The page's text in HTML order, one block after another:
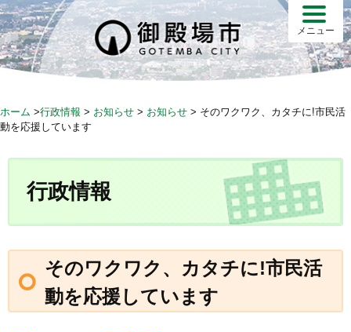
S
k
i
p
c
メニュー
ホーム >行政情報 > お知らせ > お知らせ > そのワクワク、カタチに!市民活
動を応援しています
行政情報
そのワクワク、カタチに!市民活
動を応援しています